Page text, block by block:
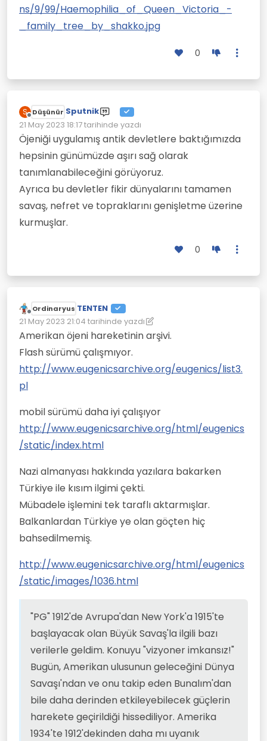
ns/9/99/Haemophilia_of_Queen_Victoria_-
_family_tree_by_shakko.jpg
0
S
Çevrimdışı
Düşünür Sputnik
21 May 2023 18:17tarihinde yazdı
Son düzenleyen:
Öjeniği uygulamış antik devletlere baktığımızda
hepsinin günümüzde aşırı sağ olarak
tanımlanabileceğini görüyoruz.
Ayrıca bu devletler fikir dünyalarını tamamen
savaş, nefret ve topraklarını genişletme üzerine
kurmuşlar.
0
Çevrimdışı
Ordinaryus TENTEN
21 May 2023 21:04 tarihinde yazdı
Son düzenleyen: TENTEN
Amerikan öjeni hareketinin arşivi.
Flash sürümü çalışmıyor.
http://www.eugenicsarchive.org/eugenics/list3.
pl
mobil sürümü daha iyi çalışıyor
http://www.eugenicsarchive.org/html/eugenics
/static/index.html
Nazi almanyası hakkında yazılara bakarken
Türkiye ile kısım ilgimi çekti.
Mübadele işlemini tek taraflı aktarmışlar.
Balkanlardan Türkiye ye olan göçten hiç
bahsedilmemiş.
http://www.eugenicsarchive.org/html/eugenics
/static/images/1036.html
"PG" 1912'de Avrupa'dan New York'a 1915'te
başlayacak olan Büyük Savaş'la ilgili bazı
verilerle geldim. Konuyu "vizyoner imkansız!"
Bugün, Amerikan ulusunun geleceğini Dünya
Savaşı'ndan ve onu takip eden Bunalım'dan
bile daha derinden etkileyebilecek güçlerin
harekete geçirildiği hissediliyor. Amerika
1934'te 1912'dekinden daha mı uyanık